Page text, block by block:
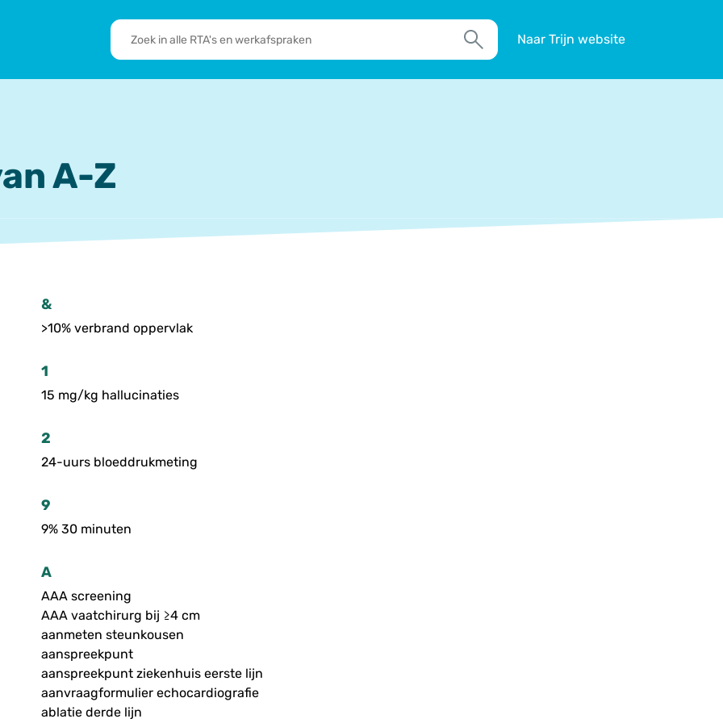
RTA's
en
Zoek
Naar Trijn website
A-Z
&
>10% verbrand oppervlak
1
15 mg/kg hallucinaties
2
24-uurs bloeddrukmeting
9
9% 30 minuten
A
AAA screening
AAA vaatchirurg bij ≥4 cm
aanmeten steunkousen
aanspreekpunt
aanspreekpunt ziekenhuis eerste lijn
aanvraagformulier echocardiografie
ablatie derde lijn